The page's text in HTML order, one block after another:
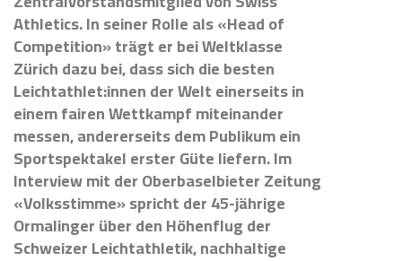
Athletics. In seiner Rolle als «Head of
Competition» trägt er bei Weltklasse
Zürich dazu bei, dass sich die besten
Leichtathlet:innen der Welt einerseits in
einem fairen Wettkampf miteinander
messen, andererseits dem Publikum ein
Sportspektakel erster Güte liefern. Im
Interview mit der Oberbaselbieter Zeitung
«Volksstimme» spricht der 45-jährige
Ormalinger über den Höhenflug der
Schweizer Leichtathletik, nachhaltige